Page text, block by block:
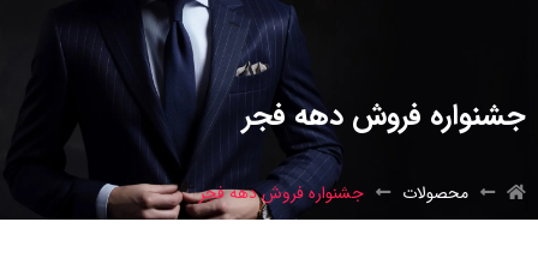
جشنواره فروش دهه فجر
محصولات جشنواره فروش دهه فجر